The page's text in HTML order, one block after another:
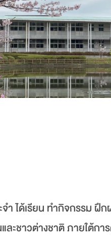
ำ ได้เรียน ทำกิจกรรม
ะชาวต่างชาติ ภายใต้กา